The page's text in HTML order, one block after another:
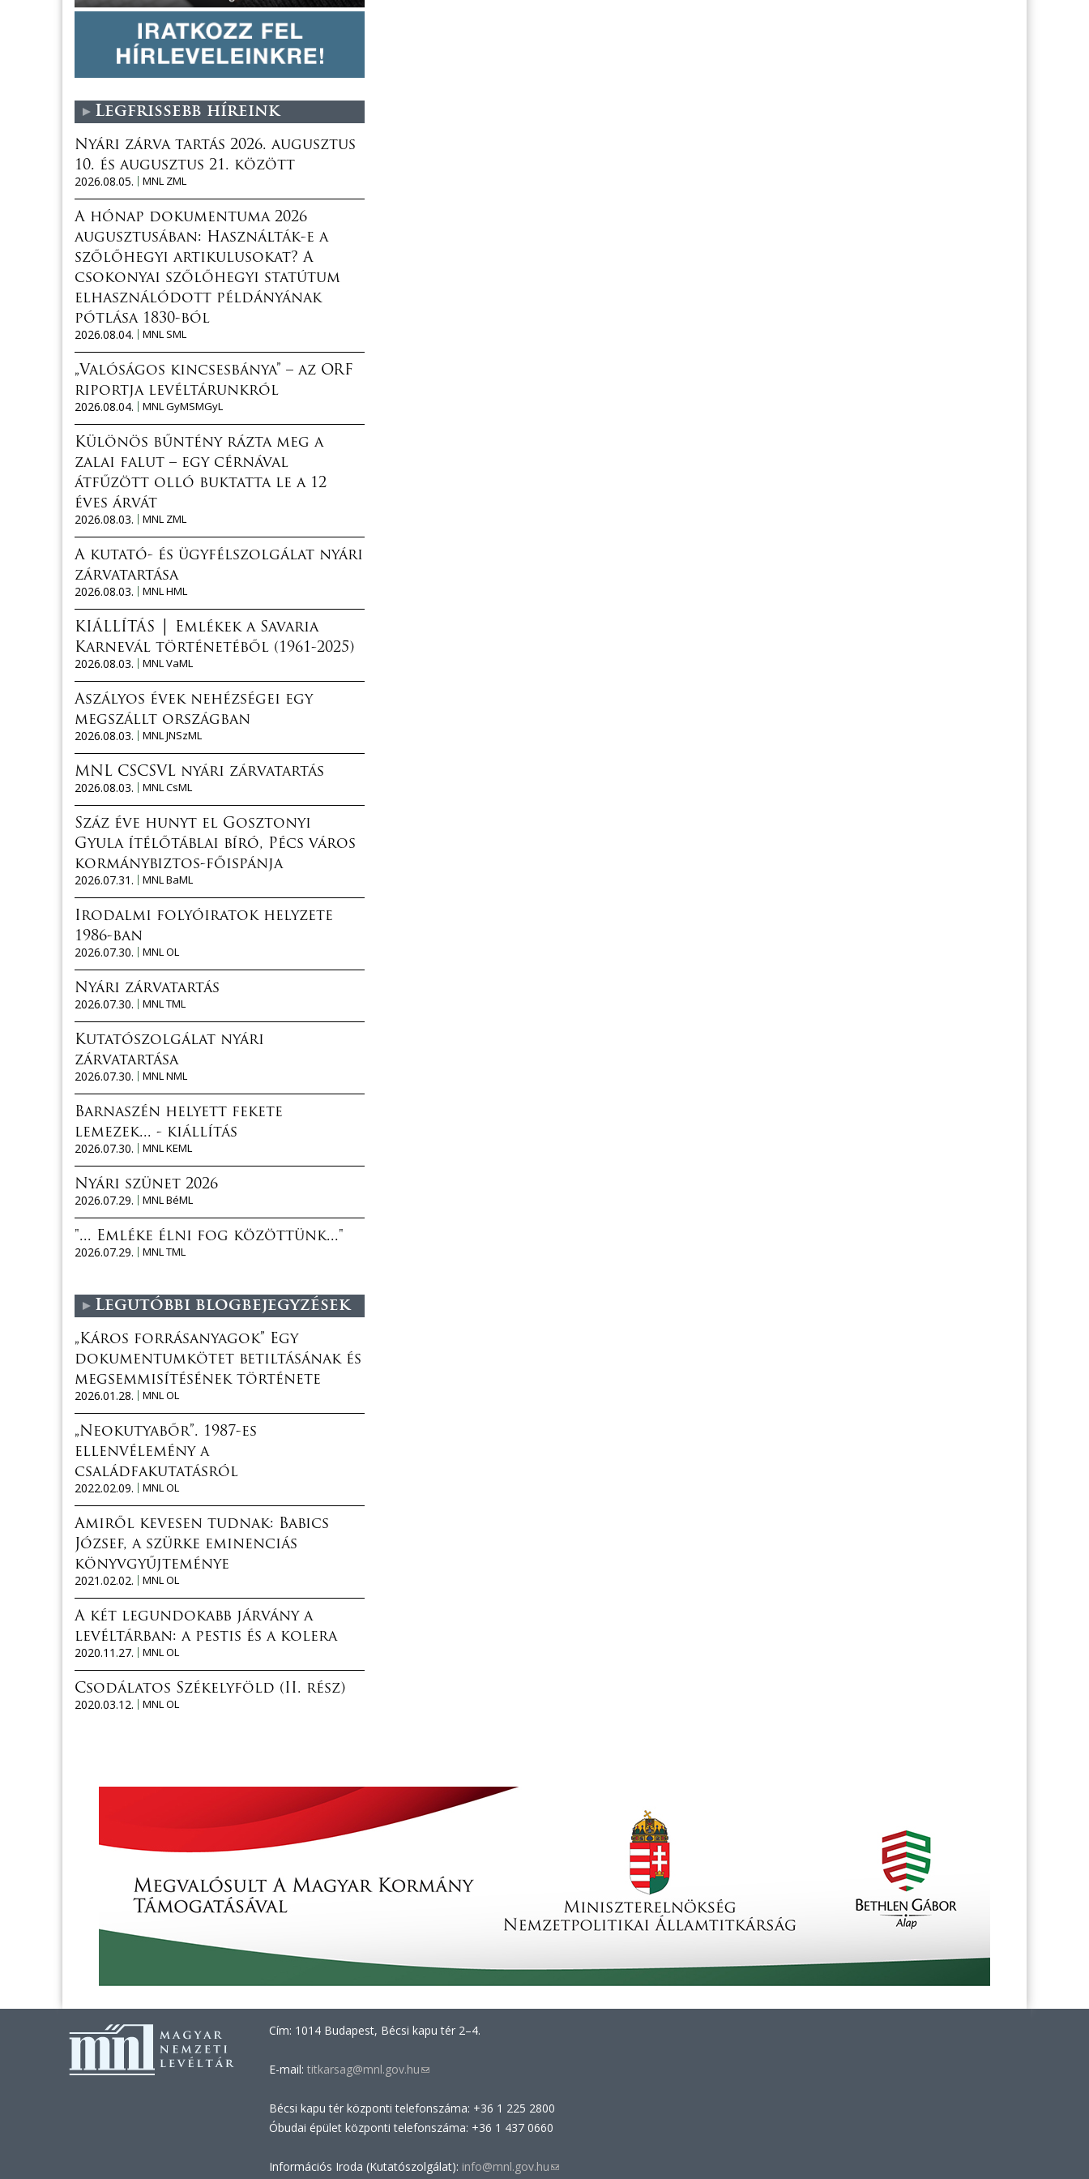
Legfrissebb híreink
Nyári zárva tartás 2026. augusztus
10. és augusztus 21. között
2026.08.05.
MNL ZML
A hónap dokumentuma 2026
augusztusában: Használták-e a
szőlőhegyi artikulusokat? A
csokonyai szőlőhegyi statútum
elhasználódott példányának
pótlása 1830-ból
2026.08.04.
MNL SML
„Valóságos kincsesbánya” – az ORF
riportja levéltárunkról
2026.08.04.
MNL GyMSMGyL
Különös bűntény rázta meg a
zalai falut – egy cérnával
átfűzött olló buktatta le a 12
éves árvát
2026.08.03.
MNL ZML
A kutató- és ügyfélszolgálat nyári
zárvatartása
2026.08.03.
MNL HML
KIÁLLÍTÁS │ Emlékek a Savaria
Karnevál történetéből (1961-2025)
2026.08.03.
MNL VaML
Aszályos évek nehézségei egy
megszállt országban
2026.08.03.
MNL JNSzML
MNL CSCSVL nyári zárvatartás
2026.08.03.
MNL CsML
Száz éve hunyt el Gosztonyi
Gyula ítélőtáblai bíró, Pécs város
kormánybiztos-főispánja
2026.07.31.
MNL BaML
Irodalmi folyóiratok helyzete
1986-ban
2026.07.30.
MNL OL
Nyári zárvatartás
2026.07.30.
MNL TML
Kutatószolgálat nyári
zárvatartása
2026.07.30.
MNL NML
Barnaszén helyett fekete
lemezek... - kiállítás
2026.07.30.
MNL KEML
Nyári szünet 2026
2026.07.29.
MNL BéML
"... Emléke élni fog közöttünk..."
2026.07.29.
MNL TML
Legutóbbi blogbejegyzések
„Káros forrásanyagok” Egy
dokumentumkötet betiltásának és
megsemmisítésének története
2026.01.28.
MNL OL
„Neokutyabőr”. 1987-es
ellenvélemény a
családfakutatásról
2022.02.09.
MNL OL
Amiről kevesen tudnak: Babics
József, a szürke eminenciás
könyvgyűjteménye
2021.02.02.
MNL OL
A két legundokabb járvány a
levéltárban: a pestis és a kolera
2020.11.27.
MNL OL
Csodálatos Székelyföld (II. rész)
2020.03.12.
MNL OL
Cím: 1014 Budapest, Bécsi kapu tér 2–4.
E-mail: titkarsag@mnl.gov.hu(link
e-
mail)
Bécsi kapu tér központi telefonszáma: +36 1 225 2800
Óbudai épület központi telefonszáma: +36 1 437 0660
Információs Iroda (Kutatószolgálat): info@mnl.gov.hu(link